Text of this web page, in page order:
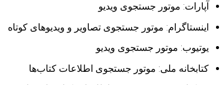
آپارات: موتور جستجوی ویدیو
اینستاگرام: موتور جستجوی تصاویر و ویدیوهای کوتاه
یوتیوب: موتور جستجوی ویدیو
کتابخانه ملی: موتور جستجوی اطلاعات کتاب‌ها